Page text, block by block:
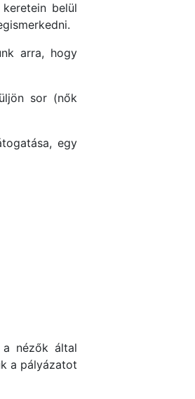
belül
arra, hogy
sor (nők
egy
a nézők által
a pályázatot